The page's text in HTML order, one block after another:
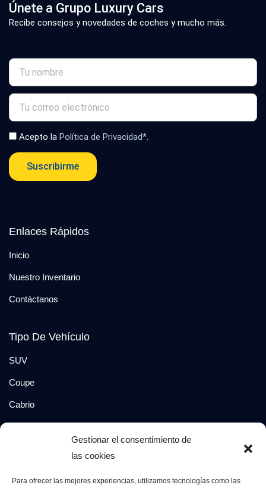
Gestionar el consentimiento de
las cookies
Para ofrecer las mejores experiencias, utilizamos tecnologías como las
Únete a Grupo Luxury Cars
Recibe consejos y novedades de coches y mucho más.
Acepto la Política de Privacidad*.
Suscribirme
Enlaces Rápidos
Inicio
Nuestro Inventario
Contáctanos
Tipo De Vehículo
SUV
Coupe
Cabrio